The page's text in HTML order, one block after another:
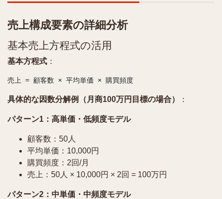
売上構成要素の詳細分析
基本売上方程式の活用
基本方程式 ：
具体的な因数分解例（月商100万円目標の場合） ：
パターン1：高単価・低頻度モデル
顧客数：50人
平均単価：10,000円
購買頻度：2回/月
売上：50人 × 10,000円 × 2回 = 100万円
パターン2：中単価・中頻度モデル